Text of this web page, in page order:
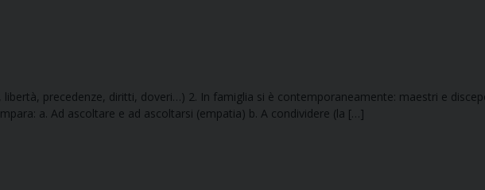
precedenze, diritti, doveri…) 2. In famiglia si è contemporaneamente: maestri e
a. Ad ascoltare e ad ascoltarsi (empatia) b. A condividere (la […]